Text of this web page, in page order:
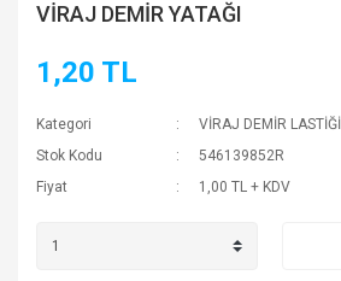
VİRAJ DEMİR YATAĞI
1,20 TL
Kategori
VİRAJ DEMİR LASTİĞİ
Stok Kodu
546139852R
Fiyat
1,00 TL + KDV